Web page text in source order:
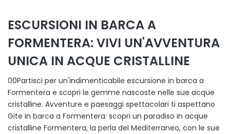
ESCURSIONI IN BARCA A
FORMENTERA: VIVI UN'AVVENTURA
UNICA IN ACQUE CRISTALLINE
00Partisci per un'indimenticabile escursione in barca a
Formentera e scopri le gemme nascoste nelle sue acque
cristalline. Avventure e paesaggi spettacolari ti aspettano
Gite in barca a Formentera: scopri un paradiso in acque
cristalline Formentera, la perla del Mediterraneo, con le sue